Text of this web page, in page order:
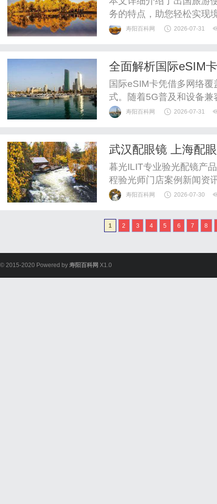
务的特点，助您轻松实现
寿阳百科网 2026-07-31
全面解析国际eSIM
国际eSIM卡凭借多网络
式。随着5G普及和设备
寿阳百科网 2026-07-31
武汉配眼镜 上海配
暮光ILIT专业验光配镜产
程验光师门店案例新闻资
整验光、正品镜片、透明
惠，兼顾高专业度与高性
寿阳百科网 2026-07-30
1 2 3 4 5 6 7 8
© 2015-2020 Powered by 寿阳百科网 X1.0